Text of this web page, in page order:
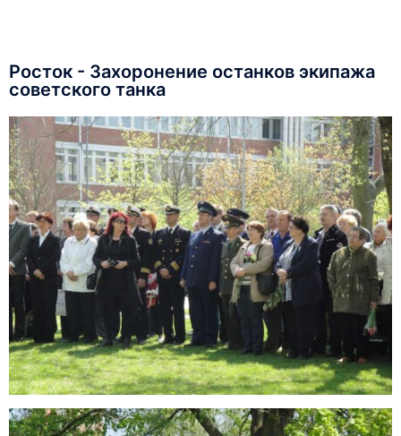
Росток - Захоронение останков экипажа
советского танка